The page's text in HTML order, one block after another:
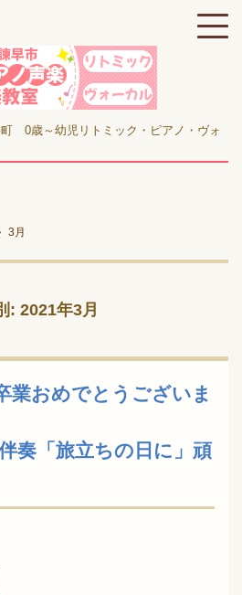
0歳～幼児リトミック・ピアノ・ヴォ
3月
: 2021年3月
業おめでとうございま
奏「旅立ちの日に」頑